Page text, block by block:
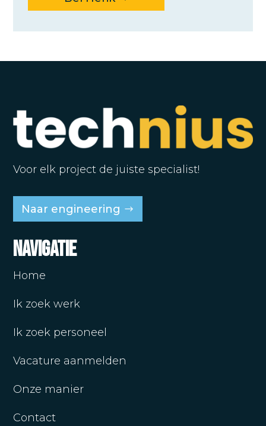
Voor elk project de juiste specialist!
Naar engineering
Navigatie
Home
Ik zoek werk
Ik zoek personeel
Vacature aanmelden
Onze manier
Contact